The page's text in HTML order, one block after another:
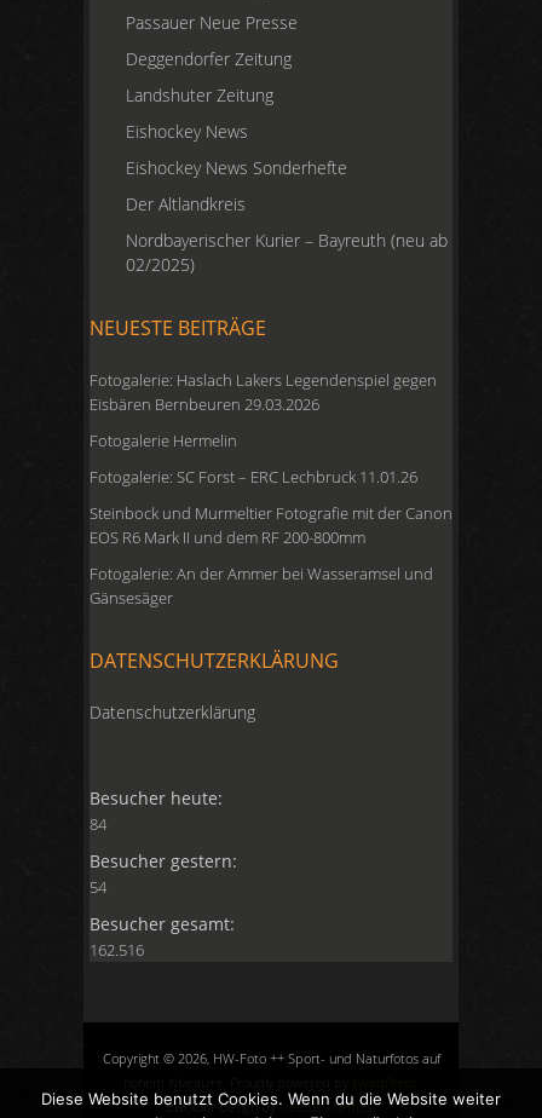
Passauer Neue Presse
Deggendorfer Zeitung
Landshuter Zeitung
Eishockey News
Eishockey News Sonderhefte
Der Altlandkreis
Nordbayerischer Kurier – Bayreuth (neu ab
02/2025)
NEUESTE BEITRÄGE
Fotogalerie: Haslach Lakers Legendenspiel gegen
Eisbären Bernbeuren 29.03.2026
Fotogalerie Hermelin
Fotogalerie: SC Forst – ERC Lechbruck 11.01.26
Steinbock und Murmeltier Fotografie mit der Canon
EOS R6 Mark II und dem RF 200-800mm
Fotogalerie: An der Ammer bei Wasseramsel und
Gänsesäger
DATENSCHUTZERKLÄRUNG
Datenschutzerklärung
Besucher heute:
84
Besucher gestern:
54
Besucher gesamt:
162.516
Copyright © 2026, HW-Foto ++ Sport- und Naturfotos auf
Blackoot design byIceable Themes.
Diese Website benutzt Cookies. Wenn du die Website weiter